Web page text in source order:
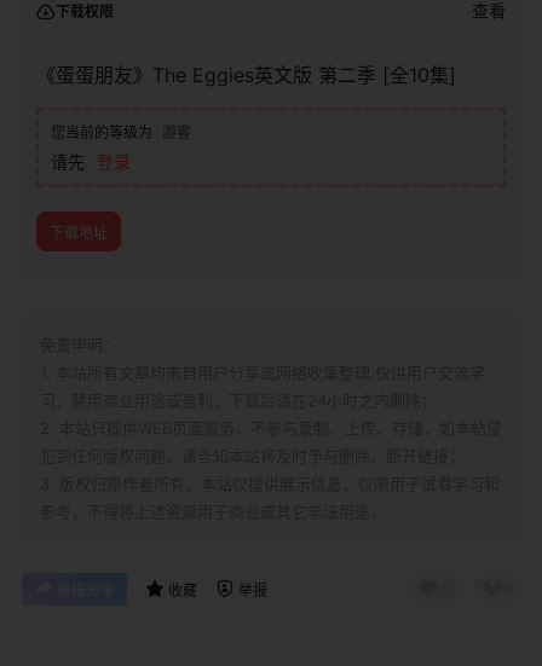
下载权限 查看
《蛋蛋朋友》The Eggies英文版 第二季 [全10集]
您当前的等级为 游客
请先 登录
下载地址
收藏 举报